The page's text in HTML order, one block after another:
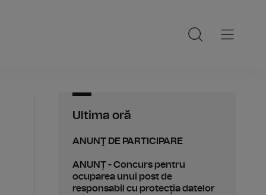
Ultima oră
ANUNŢ DE PARTICIPARE
ANUNȚ - Concurs pentru
ocuparea unui post de
responsabil cu protecția datelor